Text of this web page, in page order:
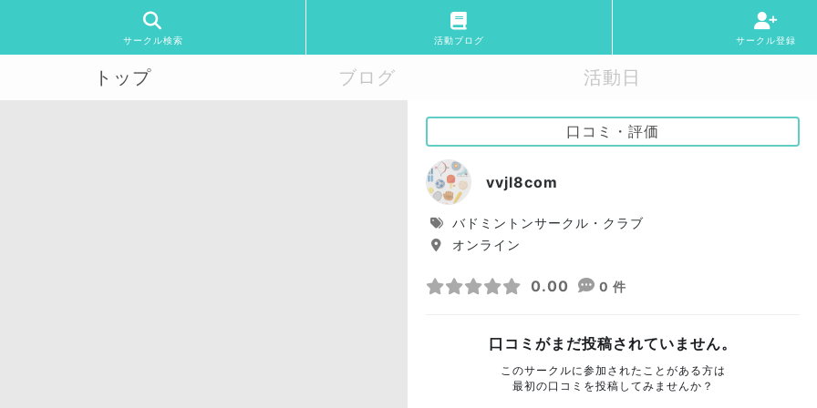
サークル検索 活動ブログ サークル登録
トップ ブログ 活動日
口コミ・評価
vvjl8com
バドミントンサークル・クラブ
オンライン
0.00 0 件
口コミがまだ投稿されていません。
このサークルに参加されたことがある方は
最初の口コミを投稿してみませんか？